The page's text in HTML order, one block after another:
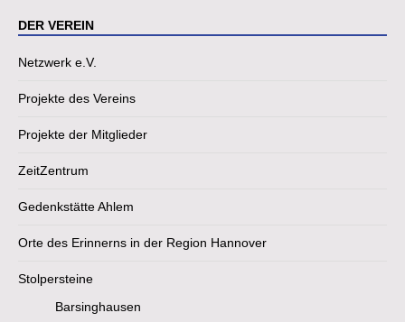
DER VEREIN
Netzwerk e.V.
Projekte des Vereins
Projekte der Mitglieder
ZeitZentrum
Gedenkstätte Ahlem
Orte des Erinnerns in der Region Hannover
Stolpersteine
Barsinghausen